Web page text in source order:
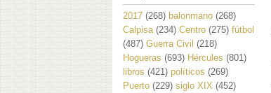
2017 (268) balonmano (268)
Calpisa (234) Centro (275) fútbol
(487) Guerra Civil (218)
Hogueras (693) Hércules (801)
libros (421) políticos (269)
Puerto (229) siglo XIX (452)